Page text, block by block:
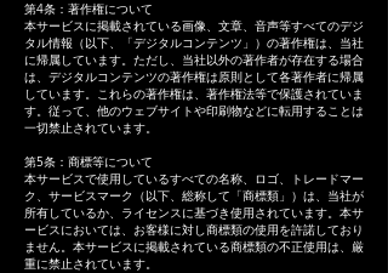
第4条：著作権について
本サービスに掲載されている画像、文章、音声等すべてのデジ
タル情報（以下、「デジタルコンテンツ」）の著作権は、当社
に帰属しています。ただし、当社以外の著作者が存在する場合
は、デジタルコンテンツの著作権は原則として各著作者に帰属
しています。これらの著作権は、著作権法等で保護されていま
す。従って、他のウェブサイトや印刷物などに転用することは
一切禁止されています。
第5条：商標等について
本サービスで使用しているすべての名称、ロゴ、トレードマー
ク、サービスマーク（以下、総称して「商標類」）は、当社が
所有しているか、ライセンスに基づき使用されています。本サ
ービスにおいては、お客様に対し商標類の使用を許諾しており
ません。本サービスに掲載されている商標類の不正使用は、厳
重に禁止されています。